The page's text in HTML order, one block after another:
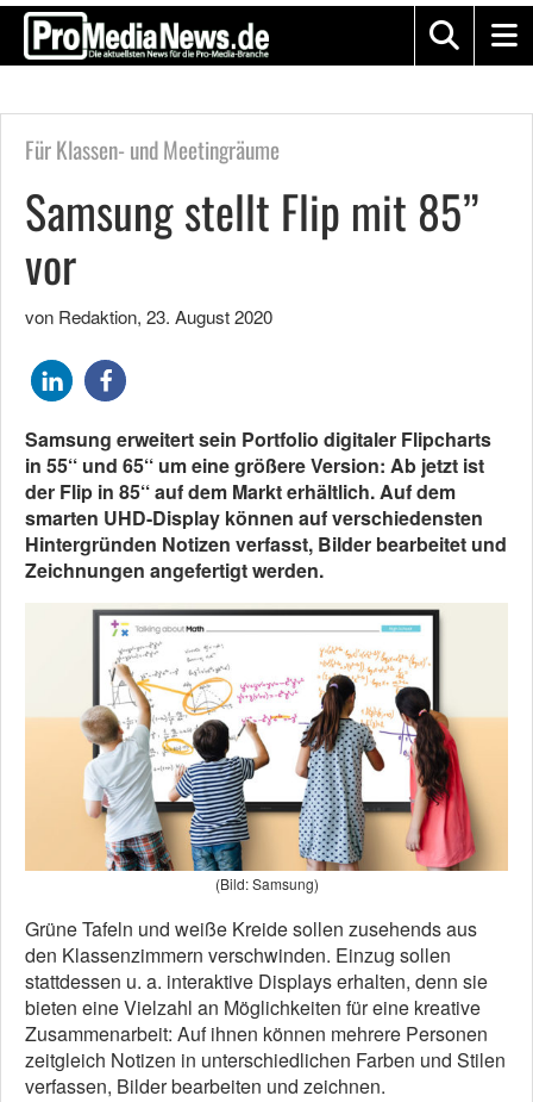
Für Klassen- und Meetingräume
Samsung stellt Flip mit 85”
vor
von Redaktion, 23. August 2020
Samsung erweitert sein Portfolio digitaler Flipcharts
in 55‘‘ und 65‘‘ um eine größere Version: Ab jetzt ist
der Flip in 85‘‘ auf dem Markt erhältlich. Auf dem
smarten UHD-Display können auf verschiedensten
Hintergründen Notizen verfasst, Bilder bearbeitet und
Zeichnungen angefertigt werden.
(Bild: Samsung)
Grüne Tafeln und weiße Kreide sollen zusehends aus
den Klassenzimmern verschwinden. Einzug sollen
stattdessen u. a. interaktive Displays erhalten, denn sie
bieten eine Vielzahl an Möglichkeiten für eine kreative
Zusammenarbeit: Auf ihnen können mehrere Personen
zeitgleich Notizen in unterschiedlichen Farben und Stilen
verfassen, Bilder bearbeiten und zeichnen.